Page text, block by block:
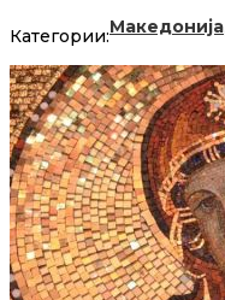
Категории:Македонија